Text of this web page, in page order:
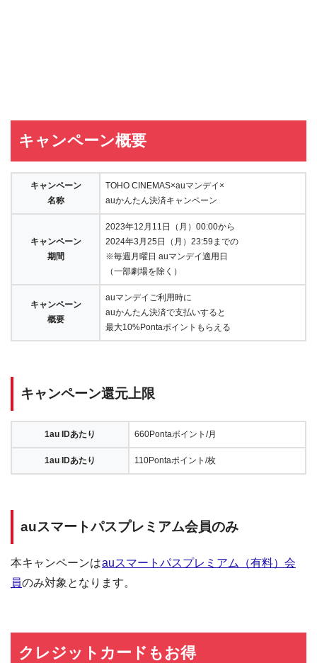
キャンペーン概要
キャンペーン
名称
TOHO CINEMAS×auマンデイ×
auかんたん決済キャンペーン
キャンペーン
期間
2023年12月11日（月）00:00から
2024年3月25日（月）23:59までの
※毎週月曜日 auマンデイ適用日
（一部劇場を除く）
キャンペーン
概要
auマンデイご利用時に
auかんたん決済で支払いすると
最大10%Pontaポイントもらえる
キャンペーン還元上限
1au IDあたり 660Pontaポイント/月
1au IDあたり 110Pontaポイント/枚
auスマートパスプレミアム会員のみ
本キャンペーンはauスマートパスプレミアム（有料）会
員のみ対象となります。
クレジットカードもお得